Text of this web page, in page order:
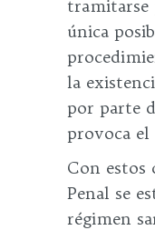
tramitarse
única
la
por parte
provoca el
Con estos
Penal se
régimen